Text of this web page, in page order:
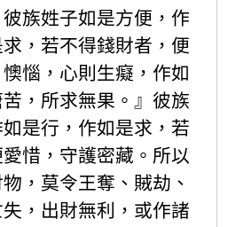
族姓子如是方便，作
，若不得錢財者，便
惱，心則生癡，作如
，所求無果。』彼族
是行，作如是求，若
惜，守護密藏。所以
，莫令王奪、賊劫、
，出財無利，或作諸